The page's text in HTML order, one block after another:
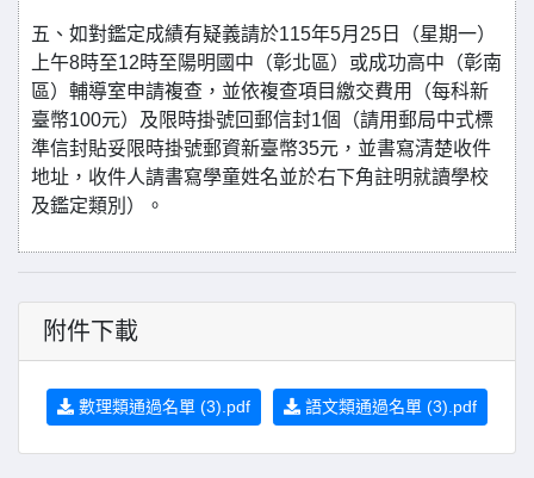
五、如對鑑定成績有疑義請於115年5月25日（星期一）
上午8時至12時至陽明國中（彰北區）或成功高中（彰南
區）輔導室申請複查，並依複查項目繳交費用（每科新
臺幣100元）及限時掛號回郵信封1個（請用郵局中式標
準信封貼妥限時掛號郵資新臺幣35元，並書寫清楚收件
地址，收件人請書寫學童姓名並於右下角註明就讀學校
及鑑定類別）。
附件下載
數理類通過名單 (3).pdf 語文類通過名單 (3).pdf